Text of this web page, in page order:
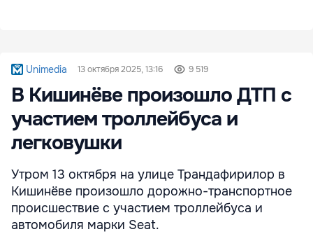
Unimedia 13 октября 2025, 13:16 9 519
В Кишинёве произошло ДТП с
участием троллейбуса и
легковушки
Утром 13 октября на улице Трандaфирилор в
Кишинёве произошло дорожно-транспортное
происшествие с участием троллейбуса и
автомобиля марки Seat.